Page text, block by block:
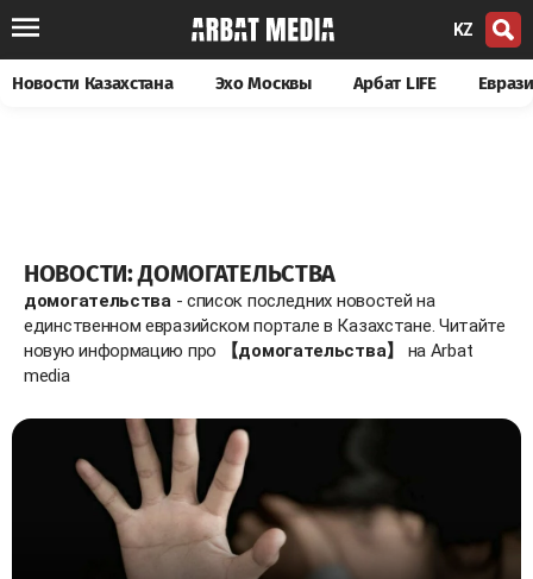
KZ
Новости Казахстана Эхо Москвы Арбат LIFE
НОВОСТИ: ДОМОГАТЕЛЬСТВА
домогательства - список последних новостей на
единственном евразийском портале в Казахстане. Читайте
новую информацию про
【домогательства】
на Arbat
media